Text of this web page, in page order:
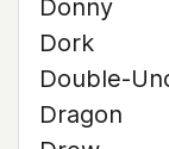
Donny
Dork
Double-
Dragon